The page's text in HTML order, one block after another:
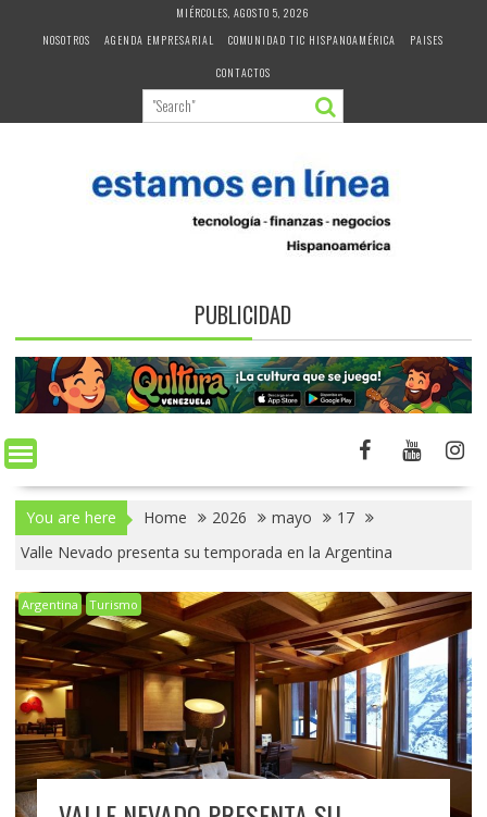
MIÉRCOLES, AGOSTO 5, 2026
NOSOTROS
AGENDA EMPRESARIAL COMUNIDAD TIC HISPANOAMÉRICA
PAISES
CONTACTOS
PUBLICIDAD
You are here Home 2026 mayo
17
Valle Nevado presenta su temporada en la Argentina
Argentina Turismo